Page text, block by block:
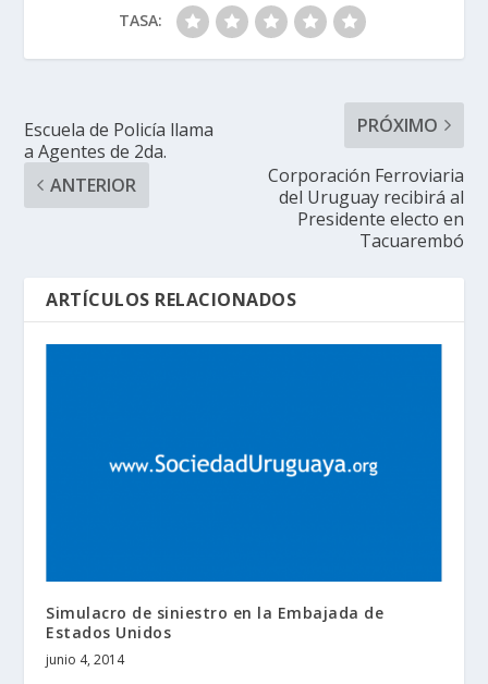
TASA:
Escuela de Policía llama
a Agentes de 2da.
ANTERIOR
PRÓXIMO
Corporación Ferroviaria
del Uruguay recibirá al
Presidente electo en
Tacuarembó
ARTÍCULOS RELACIONADOS
Simulacro de siniestro en la Embajada de
Estados Unidos
junio 4, 2014